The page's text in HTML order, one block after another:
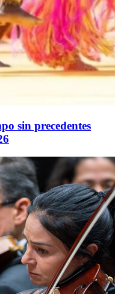
sin precedentes